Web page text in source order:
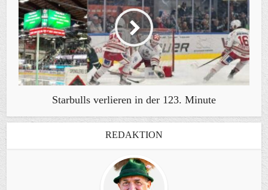
Starbulls verlieren in der 123. Minute
REDAKTION